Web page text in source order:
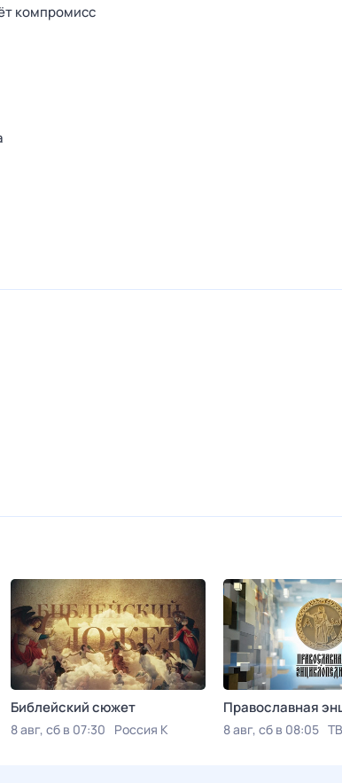
компромисс
Библейский сюжет
8 авг, сб в 07:30 Россия К
Православная
8 авг, сб в 08:05